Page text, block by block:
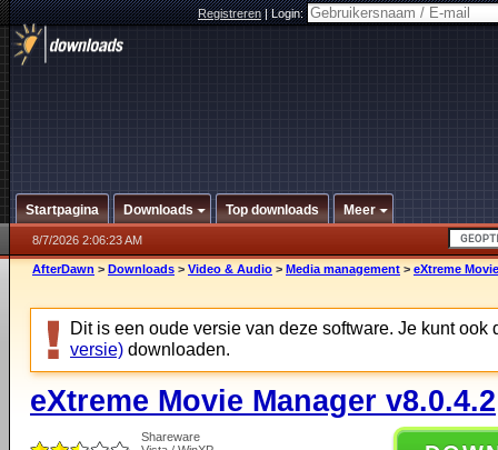
Registreren|Login:
Startpagina Downloads Top downloads Meer
8/7/2026 2:06:23 AM
AfterDawn > Downloads > Video & Audio > Media management > eXtreme
Dit is een oude versie van deze software. Je kunt ook
versie) downloaden.
eXtreme Movie Manager v8.0.4.2
Shareware